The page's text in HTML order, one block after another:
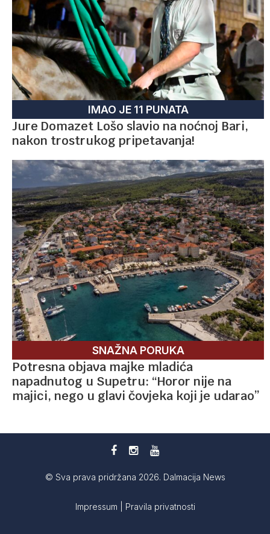
IMAO JE 11 PUNATA
Jure Domazet Lošo slavio na noćnoj Bari,
nakon trostrukog pripetavanja!
SNAŽNA PORUKA
Potresna objava majke mladića
napadnutog u Supetru: “Horor nije na
majici, nego u glavi čovjeka koji je udarao”
© Sva prava pridržana 2026. Dalmacija News
Impressum Pravila privatnosti